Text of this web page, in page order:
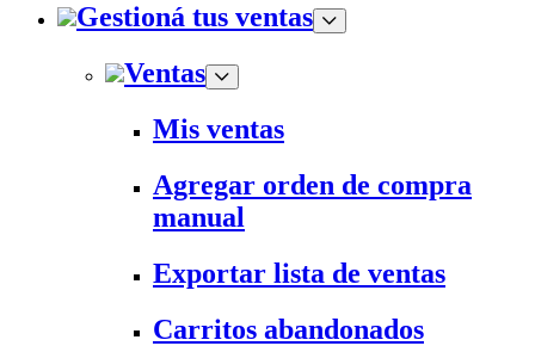
Gestioná tus ventas
Ventas
Mis ventas
Agregar orden de compra
manual
Exportar lista de ventas
Carritos abandonados